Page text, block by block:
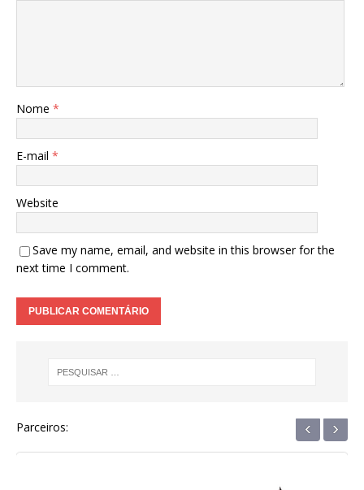
Nome *
E-mail *
Website
Save my name, email, and website in this browser for the
next time I comment.
Parceiros: ‹ ›